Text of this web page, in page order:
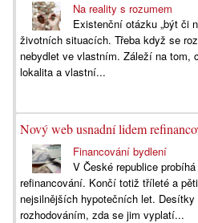
Na reality s rozumem
Existenční otázku „být či
životních situacích. Třeba když se
nebydlet ve vlastním. Záleží na tom,
lokalita a vlastní...
Nový web usnadní lidem
Financování bydlení
V České republice
refinancování. Končí totiž tříleté a
nejsilnějších hypotečních let.
rozhodováním, zda se jim vyplatí...